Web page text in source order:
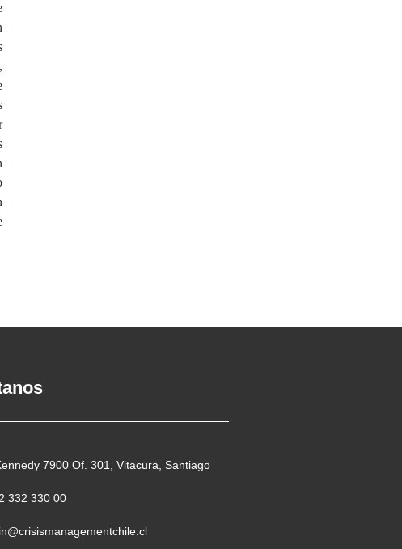
7900 Of. 301, Vitacura, Santiago
332 330 00